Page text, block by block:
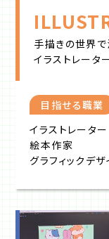
手描きの世界で
イラストレータ
目指せる職業
イラストレーター
絵本作家
グラフィックデザ